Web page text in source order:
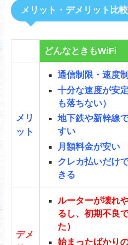
メリット・デメリット比較
どんなときもWiFi
メリ
ット
通信制限・速度
十分な速度が安
も落ちない）
地下鉄や新幹線
すい
月額料金が安い
クレカ払いだけ
きる
デメ
ルーターが壊れ
るし、初期不良
た）
始まったばかり